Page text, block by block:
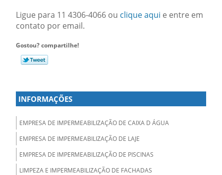
Ligue para 11 4306-4066 ou clique aqui e entre em
contato por email.
Gostou? compartilhe!
INFORMAÇÕES
EMPRESA DE IMPERMEABILIZAÇÃO DE CAIXA D ÁGUA
EMPRESA DE IMPERMEABILIZAÇÃO DE LAJE
EMPRESA DE IMPERMEABILIZAÇÃO DE PISCINAS
LIMPEZA E IMPERMEABILIZAÇÃO DE FACHADAS